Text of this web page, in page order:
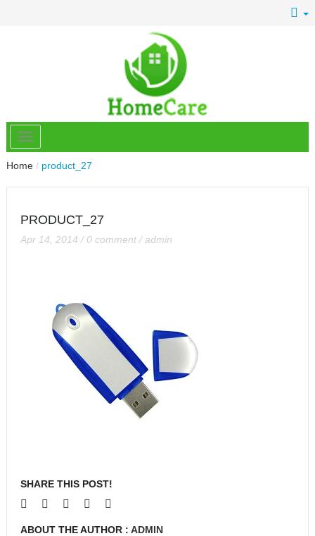
Home / product_27
PRODUCT_27
Apr 14, 2014 / 0 comment /admin
SHARE THIS POST!
ABOUT THE AUTHOR : ADMIN